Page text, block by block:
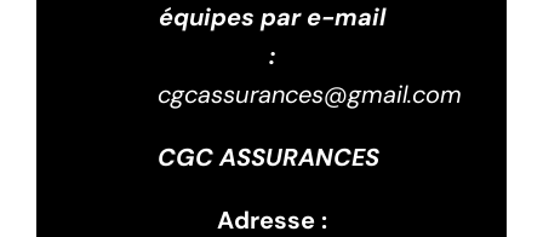
équipes par e-mail
:
cgcassurances@gmail.com
CGC ASSURANCES
Adresse :